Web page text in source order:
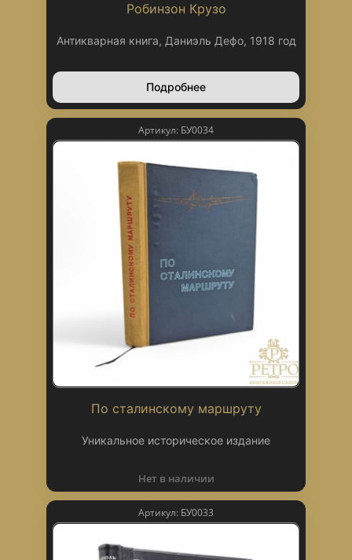
Робинзон Крузо
Антикварная книга, Даниэль Дефо, 1918 год
Подробнее
Артикул: БУ0034
По сталинскому маршруту
Уникальное историческое издание
Нет в наличии
Артикул: БУ0033